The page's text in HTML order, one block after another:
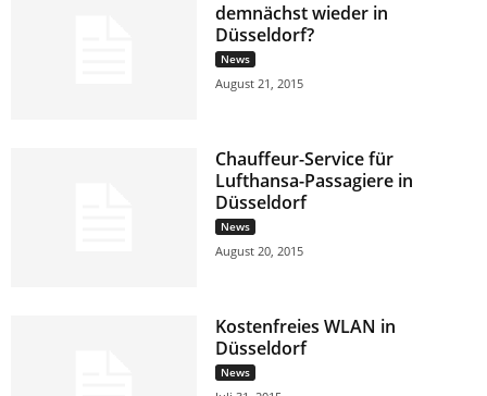
demnächst wieder in
Düsseldorf?
News
August 21, 2015
Chauffeur-Service für
Lufthansa-Passagiere in
Düsseldorf
News
August 20, 2015
Kostenfreies WLAN in
Düsseldorf
News